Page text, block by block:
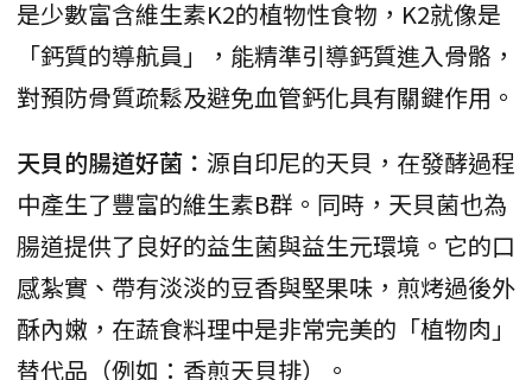
是少數富含維生素K2的植物性食物，K2就像是
「鈣質的導航員」，能精準引導鈣質進入骨骼，
對預防骨質疏鬆及避免血管鈣化具有關鍵作用。
天貝的腸道好菌： 源自印尼的天貝，在發酵過程
中產生了豐富的維生素B群。同時，天貝菌也為
腸道提供了良好的益生菌與益生元環境。它的口
感紮實、帶有淡淡的豆香與堅果味，煎烤過後外
酥內嫩，在蔬食料理中是非常完美的「植物肉」
替代品（例如：香煎天貝排）。